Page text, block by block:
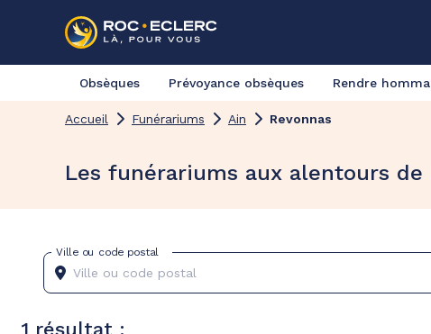
Obsèques Prévoyance obsèques Rendre
Accueil Funérariums Ain Revonnas
Les funérariums aux alentours de
Ville ou code postal
1 résultat :